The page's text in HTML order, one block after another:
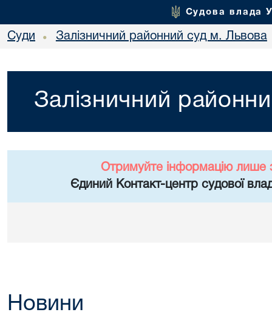
Судова влада
Суди • Залізничний районний суд м. Львова
Залізничний
Отримуйте інформацію лише
Єдиний Контакт-центр судової
Новини